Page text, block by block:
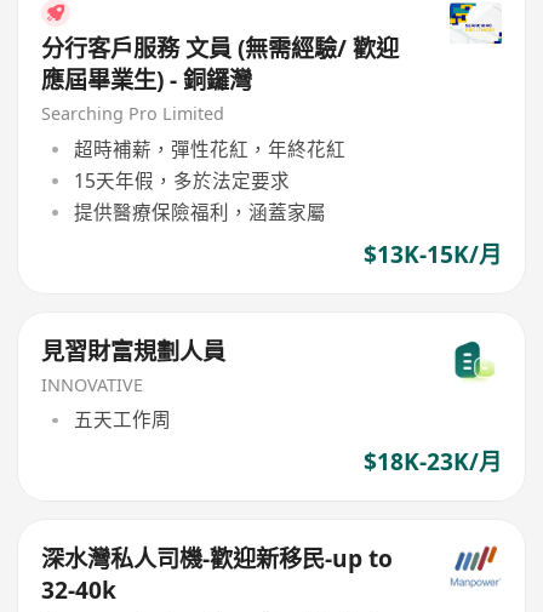
分行客戶服務 文員 (無需經驗/ 歡迎
應屆畢業生) - 銅鑼灣
Searching Pro Limited
超時補薪，彈性花紅，年終花紅
15天年假，多於法定要求
提供醫療保險福利，涵蓋家屬
$13K-15K/月
見習財富規劃人員
INNOVATIVE
五天工作周
$18K-23K/月
深水灣私人司機-歡迎新移民-up to
32-40k